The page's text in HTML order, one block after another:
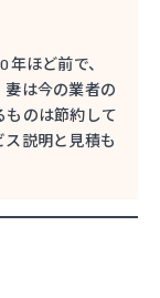
ほど前で、
妻は今の業者の
ものは節約して
説明と見積も